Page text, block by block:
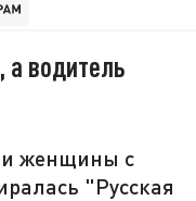
а водитель
женщины с
"Русская